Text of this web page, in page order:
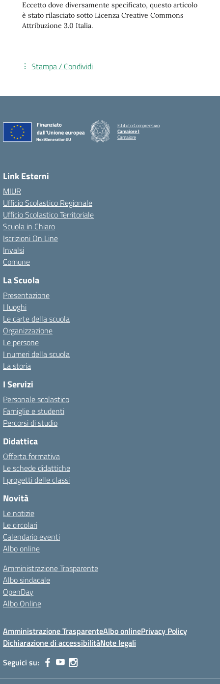
Eccetto dove diversamente specificato, questo articolo
è stato rilasciato sotto Licenza Creative Commons
Attribuzione 3.0 Italia.
Stampa / Condividi
Istituto Comprensivo
Camaiore I
Camaiore
Link Esterni
MIUR
Ufficio Scolastico Regionale
Ufficio Scolastico Territoriale
Scuola in Chiaro
Iscrizioni On Line
Invalsi
Comune
La Scuola
Presentazione
I luoghi
Le carte della scuola
Organizzazione
Le persone
I numeri della scuola
La storia
I Servizi
Personale scolastico
Famiglie e studenti
Percorsi di studio
Didattica
Offerta formativa
Le schede didattiche
I progetti delle classi
Novità
Le notizie
Le circolari
Calendario eventi
Albo online
Amministrazione Trasparente
Albo sindacale
OpenDay
Albo Online
Amministrazione TrasparenteAlbo onlinePrivacy Policy
Dichiarazione di accessibilitàNote legali
Seguici su: